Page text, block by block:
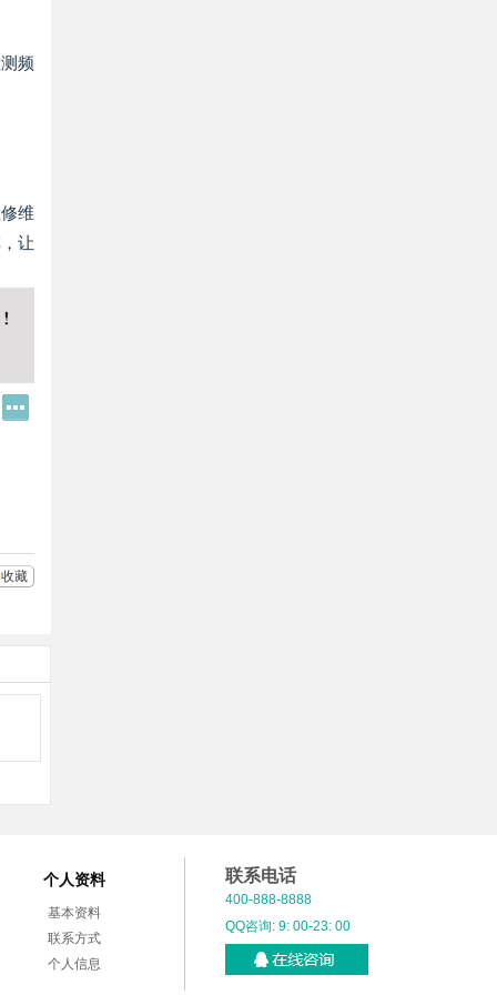
频
维
让
Q
收藏
个人资料
基本资料
联系方式
个人信息
联系电话
400-888-8888
QQ咨询: 9: 00-23: 00